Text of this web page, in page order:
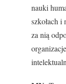
nauki
szkołach
za nią